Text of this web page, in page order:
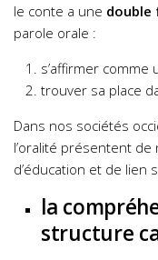
le conte a une double
parole orale :
s’affirmer comme
trouver sa place
Dans nos sociétés
l’oralité présentent
d’éducation et de lien
la
structure